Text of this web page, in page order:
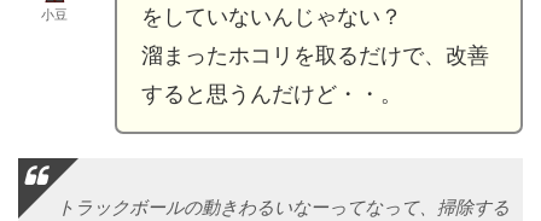
小豆
をしていないんじゃない？
溜まったホコリを取るだけで、改善
すると思うんだけど・・。
トラックボールの動きわるいなーってなって、掃除する